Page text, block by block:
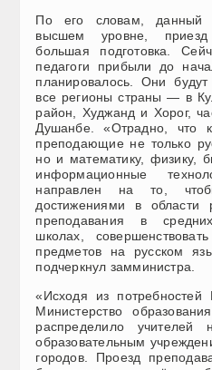
По его словам, данный
высшем уровне, приезд
большая подготовка.
педагоги прибыли до
планировалось. Они
все регионы страны — в
район, Худжанд и Хорог,
Душанбе. «Отрадно, что
преподающие не только
но и математику, физику,
информационные
направлен на то,
достижениями в области
преподавания в
школах,
предметов на русском
подчеркнул замминистра.
«Исходя из потребностей
Министерство
распределило
образовательным
городов. Проезд